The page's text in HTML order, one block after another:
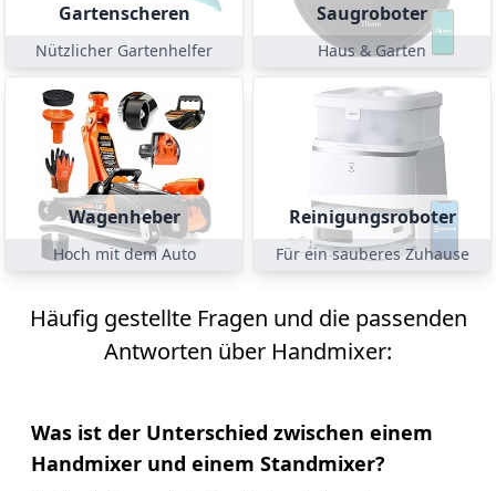
Gartenscheren
Nützlicher Gartenhelfer
Saugroboter
Haus & Garten
Wagenheber
Hoch mit dem Auto
Reinigungsroboter
Für ein sauberes Zuhause
Häufig gestellte Fragen und die passenden
Antworten über Handmixer:
Was ist der Unterschied zwischen einem
Handmixer und einem Standmixer?